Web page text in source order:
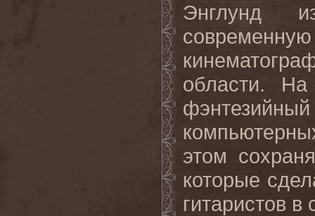
Энглунд
современную
области. На
фэнтезийный
этом
которые
гитаристов в